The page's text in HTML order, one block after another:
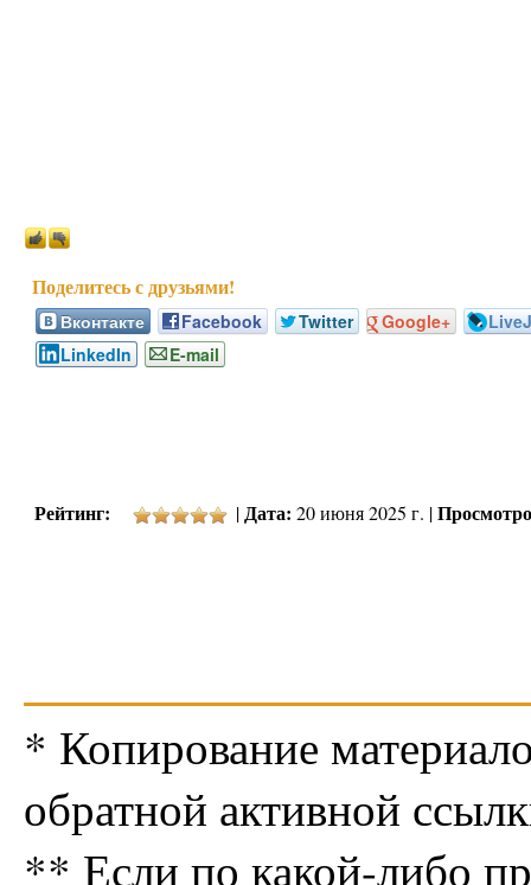
Вконтакте Facebook Twitter Google+
LinkedIn
E-mail
Рейтинг: | Дата: 20 июня 2025 г. |
* Копирование
обратной активной
** Если по какой-либо